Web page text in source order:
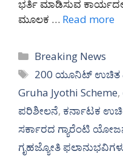
ಭರ್ತಿ ಮಾಡಿಸುವ
ಮೂಲಕ … Read more
Categories
Breaking News
Tags
200 ಯೂನಿಟ್ ಉಚಿತ
Gruha Jyothi Scheme,
ಪರಿಶೀಲನೆ, ಕರ್ನಾಟಕ
ಸರ್ಕಾರದ ಗ್ಯಾರೆಂಟಿ
ಗೃಹಜ್ಯೋತಿ